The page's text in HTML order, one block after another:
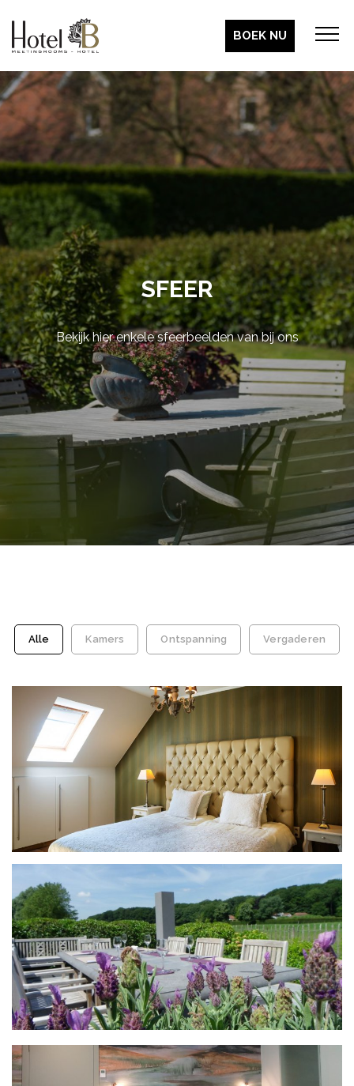
BOEK NU
SFEER
Bekijk hier enkele sfeerbeelden van bij ons
Alle Kamers Ontspanning Vergaderen